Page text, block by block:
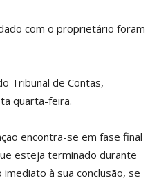
com o proprietário foram
Tribunal de Contas,
quarta-feira.
encontra-se em fase final
esteja terminado durante
à sua conclusão, se